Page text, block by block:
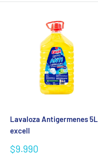
Lavaloza Antigermenes 5L
excell
Precio
$9.990